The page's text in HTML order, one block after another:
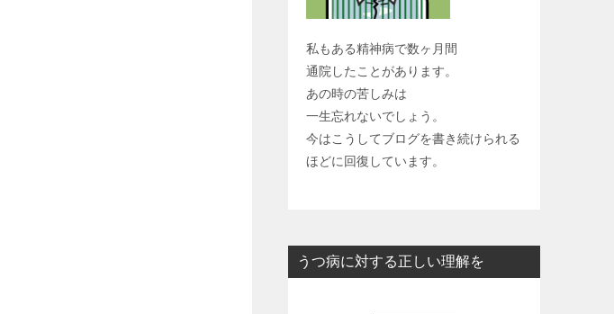
私もある精神病で数ヶ月間
通院したことがあります。
あの時の苦しみは
一生忘れないでしょう。
今はこうしてブログを書き続けられる
ほどに回復しています。
うつ病に対する正しい理解を